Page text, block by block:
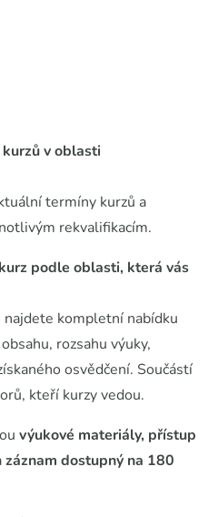
v oblasti
termíny kurzů a
rekvalifikacím.
podle oblasti, která vás
kompletní nabídku
rozsahu výuky,
osvědčení. Součástí
kteří kurzy vedou.
výukové materiály, přístup
záznam dostupný na 180